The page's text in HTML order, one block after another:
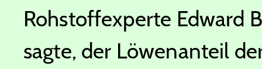
Rohstoffexperte Edward
sagte, der Löwenanteil